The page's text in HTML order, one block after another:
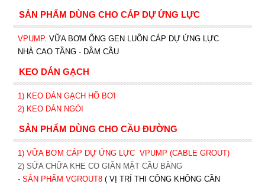
SẢN PHẨM DÙNG CHO CÁP DỰ ỨNG LỰC
VPUMP. VỮA BƠM ỐNG GEN LUỒN CÁP DỰ ỨNG LỰC
NHÀ CAO TẦNG - DẦM CẦU
KEO DÁN GẠCH
1) KEO DÁN GẠCH HỒ BƠI
2) KEO DÁN NGÓI
SẢN PHẨM DÙNG CHO CẦU ĐƯỜNG
1) VỮA BƠM CÁP DỰ ỨNG LỰC VPUMP (CABLE GROUT)
2) SỬA CHỮA KHE CO GIÃN MẶT CẦU BẰNG
- SẢN PHẨM VGROUT8 ( VỊ TRÍ THI CÔNG KHÔNG CẦN